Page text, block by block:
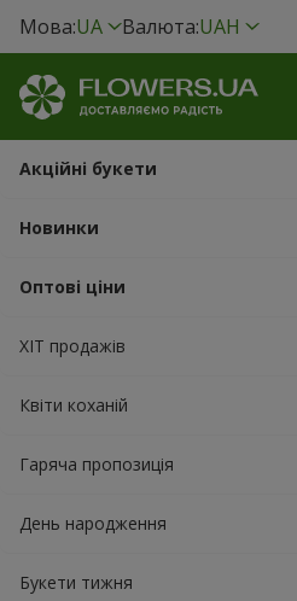
Мова:UA Валюта:UAH
Акційні букети
Новинки
Оптові ціни
ХІТ продажів
Квіти коханій
Гаряча пропозиція
День народження
Букети тижня